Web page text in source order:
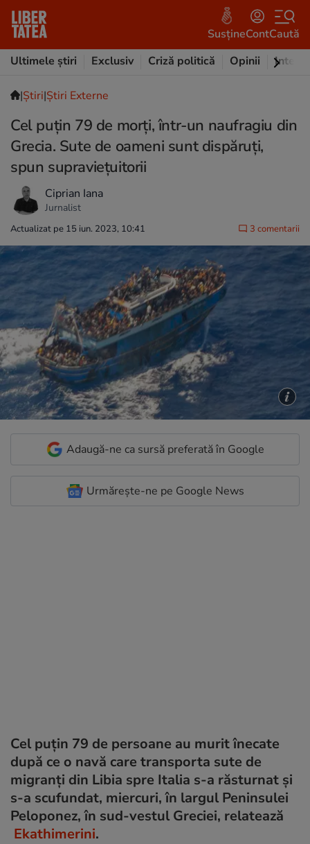
SusțineContCaută
Ultimele știri
Exclusiv Criză politică Opinii
|Ştiri|Știri Externe
Cel puțin 79 de morți, într-un naufragiu din
Grecia. Sute de oameni sunt dispăruți,
spun supraviețuitorii
Ciprian Iana
Jurnalist
Actualizat pe 15 iun. 2023, 10:41 3 comentarii
Adaugă-ne ca sursă preferată în Google
Urmărește-ne pe Google News
Cel puţin 79 de persoane au murit înecate
după ce o navă care transporta sute de
migranți din Libia spre Italia s-a răsturnat și
s-a scufundat, miercuri, în largul Peninsulei
Peloponez, în sud-vestul Greciei, relatează
Ekathimerini.